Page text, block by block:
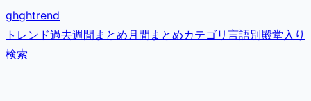
ghghtrend
トレンド過去週間まとめ月間まとめカテゴリ 言語別殿堂入り
検索